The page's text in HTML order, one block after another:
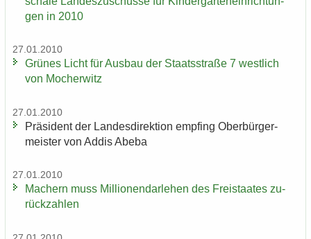
gen in 2010
27.01.2010
Grü­nes Licht für Aus­bau der Staats­stra­ße 7 west­lich
von Mo­cher­witz
27.01.2010
Prä­si­dent der Lan­des­di­rek­ti­on emp­fing Ober­bür­ger­
meis­ter von Addis Abeba
27.01.2010
Ma­chern muss Mil­lio­nen­dar­le­hen des Frei­staa­tes zu­
rück­zah­len